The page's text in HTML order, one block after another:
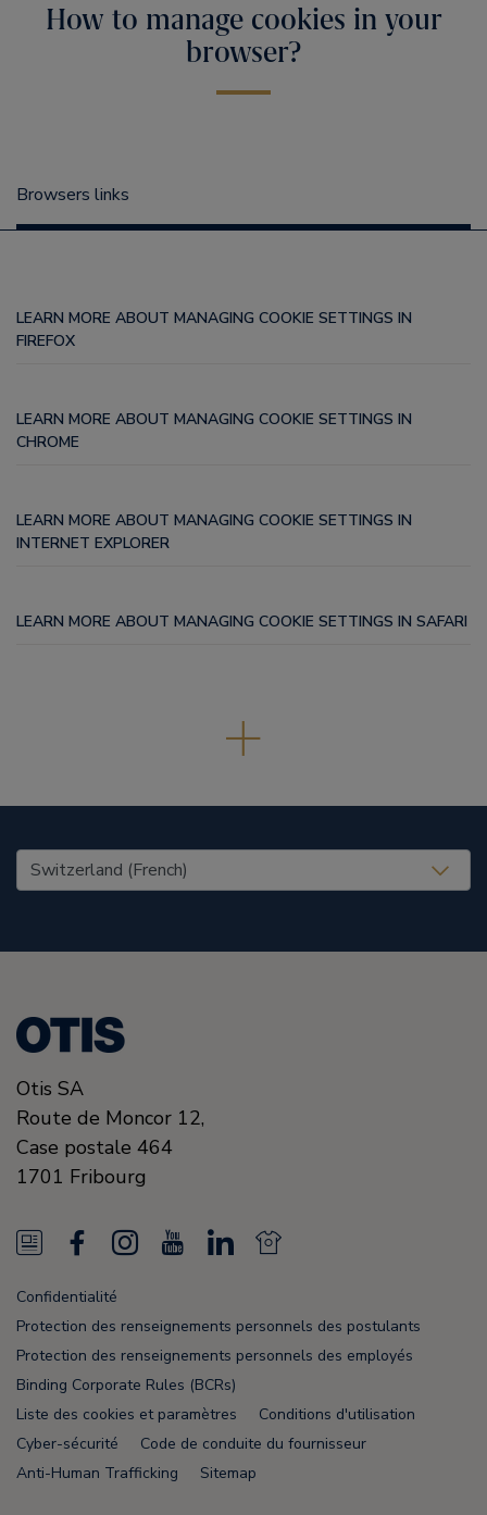
How to manage cookies in your
browser?
Browsers links
LEARN MORE ABOUT MANAGING COOKIE SETTINGS IN
FIREFOX
LEARN MORE ABOUT MANAGING COOKIE SETTINGS IN
CHROME
LEARN MORE ABOUT MANAGING COOKIE SETTINGS IN
INTERNET EXPLORER
LEARN MORE ABOUT MANAGING COOKIE SETTINGS IN SAFARI
United States (EN)
Otis SA
Route de Moncor 12,
Case postale 464
1701 Fribourg
N
e
w
s
F
e
e
a
c
e
b
o
o
I
s
t
a
g
r
u
T
u
b
L
n
k
e
d
i
N
w
s
F
e
Confidentialité
Protection des renseignements personnels des postulants
Protection des renseignements personnels des employés
Binding Corporate Rules (BCRs)
Liste des cookies et paramètres
Conditions d'utilisation
Cyber-sécurité
Code de conduite du fournisseur
Anti-Human Trafficking
Sitemap